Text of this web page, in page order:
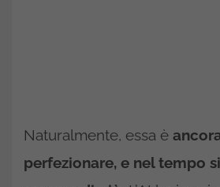
Naturalmente, essa è
perfezionare, e nel tempo